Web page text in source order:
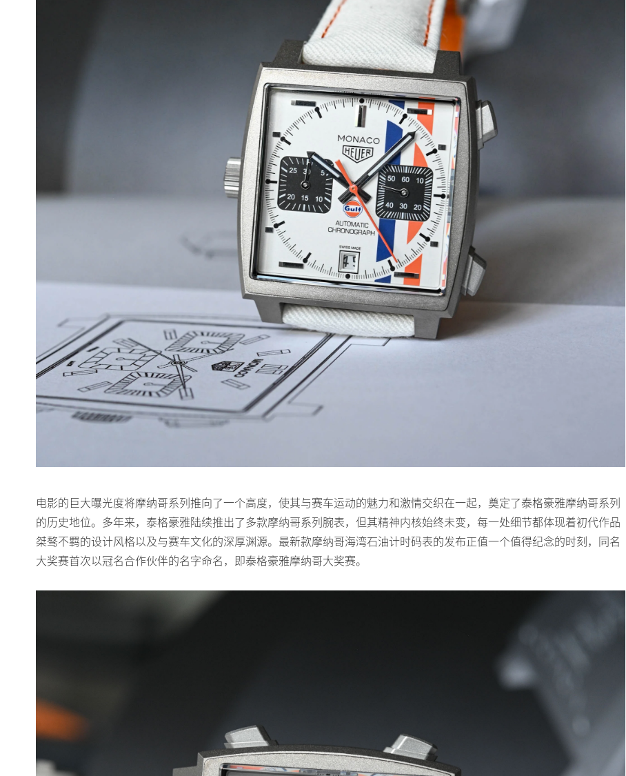
电影的巨大曝光度将摩纳哥系列推向了一个高度，使其与赛车运动的魅力和激情交织在一起，奠定了泰格豪雅摩纳哥系列
的历史地位。多年来，泰格豪雅陆续推出了多款摩纳哥系列腕表，但其精神内核始终未变，每一处细节都体现着初代作品
桀骜不羁的设计风格以及与赛车文化的深厚渊源。最新款摩纳哥海湾石油计时码表的发布正值一个值得纪念的时刻，同名
大奖赛首次以冠名合作伙伴的名字命名，即泰格豪雅摩纳哥大奖赛。